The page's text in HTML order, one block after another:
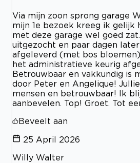
Via mijn zoon sprong garage
mijn 1e bezoek kreeg ik gelijk
met deze garage wel goed
uitgezocht en paar dagen
afgeleverd (met bos
het administratieve keurig
Betrouwbaar en vakkundig is
door Peter en Angelique!
mensen en betrouwbaar! Ik
aanbevelen. Top! Groet. Tot
Beveelt aan
25 April 2026
Willy Walter